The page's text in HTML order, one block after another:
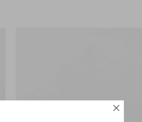
